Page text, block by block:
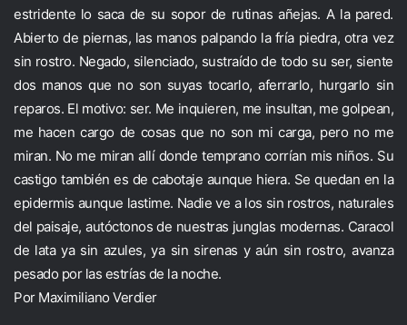
estridente lo saca de su sopor de rutinas añejas. A la pared.
Abierto de piernas, las manos palpando la fría piedra, otra vez
sin rostro. Negado, silenciado, sustraído de todo su ser, siente
dos manos que no son suyas tocarlo, aferrarlo, hurgarlo sin
reparos. El motivo: ser. Me inquieren, me insultan, me golpean,
me hacen cargo de cosas que no son mi carga, pero no me
miran. No me miran allí donde temprano corrían mis niños. Su
castigo también es de cabotaje aunque hiera. Se quedan en la
epidermis aunque lastime. Nadie ve a los sin rostros, naturales
del paisaje, autóctonos de nuestras junglas modernas. Caracol
de lata ya sin azules, ya sin sirenas y aún sin rostro, avanza
pesado por las estrías de la noche.
Por Maximiliano Verdier